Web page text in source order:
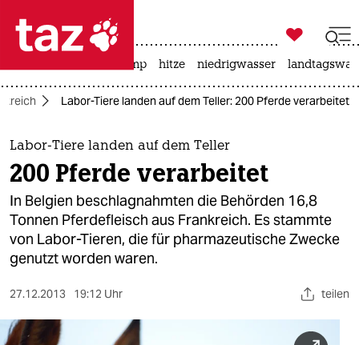
 taz zahl ich
taz zahl ich
themen
politik
öko
gesellschaft
kultur
sport

taz zahl ich
usa unter trump hitze niedrigwasser
Labor-Tiere landen auf dem Teller: 200 Pferde verarbeitet
Labor-Tiere landen auf dem Teller
200 Pferde verarbeitet
In Belgien beschlagnahmten die Behörden 16,8
Tonnen Pferdefleisch aus Frankreich. Es stammte
von Labor-Tieren, die für pharmazeutische Zwecke
genutzt worden waren.
27.12.2013 19:12 Uhr teilen